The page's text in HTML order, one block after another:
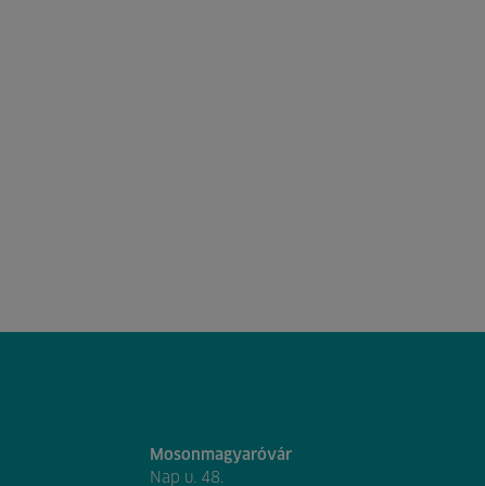
Mosonmagyaróvár
Nap u. 48.